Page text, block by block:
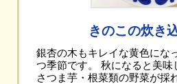
きのこの炊き
銀杏の木もキレイな黄色にな
つ季節です。 秋になると美味
さつま芋・根菜類の野菜が採